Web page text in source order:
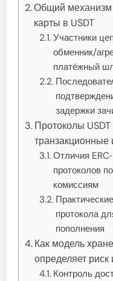
Общий механизм
карты в USDT
Участники
обменник/
платёжный
задержки
Протоколы
транзакционные
Отличия
протоколов
комиссиям
протокола
пополнения
Как модель
определяет риск
Контроль